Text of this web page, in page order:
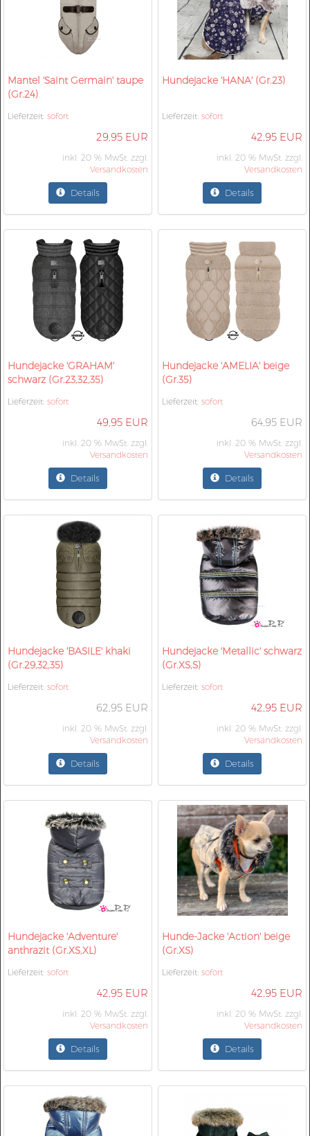
Mantel 'Saint Germain' taupe
(Gr.24)
Lieferzeit: sofort
29,95 EUR
inkl. 20 % MwSt. zzgl.
Versandkosten
Details
Hundejacke 'HANA' (Gr.23)
Lieferzeit: sofort
42,95 EUR
inkl. 20 % MwSt. zzgl.
Versandkosten
Details
Hundejacke 'GRAHAM'
schwarz (Gr.23,32,35)
Lieferzeit: sofort
49,95 EUR
inkl. 20 % MwSt. zzgl.
Versandkosten
Details
Hundejacke 'AMELIA' beige
(Gr.35)
Lieferzeit: sofort
64,95 EUR
inkl. 20 % MwSt. zzgl.
Versandkosten
Details
Hundejacke 'BASILE' khaki
(Gr.29,32,35)
Lieferzeit: sofort
62,95 EUR
inkl. 20 % MwSt. zzgl.
Versandkosten
Details
Hundejacke 'Metallic' schwarz
(Gr.XS,S)
Lieferzeit: sofort
42,95 EUR
inkl. 20 % MwSt. zzgl.
Versandkosten
Details
Hundejacke 'Adventure'
anthrazit (Gr.XS,XL)
Lieferzeit: sofort
42,95 EUR
inkl. 20 % MwSt. zzgl.
Versandkosten
Details
Hunde-Jacke 'Action' beige
(Gr.XS)
Lieferzeit: sofort
42,95 EUR
inkl. 20 % MwSt. zzgl.
Versandkosten
Details